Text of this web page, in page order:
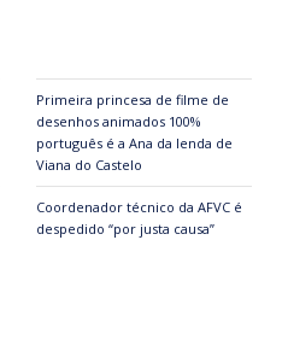
Primeira princesa de filme de
desenhos animados 100%
português é a Ana da lenda de
Viana do Castelo
Coordenador técnico da AFVC é
despedido “por justa causa”